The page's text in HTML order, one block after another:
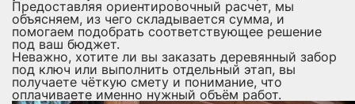
Предоставляя ориентировочный расчет, мы
объясняем, из чего складывается сумма, и
помогаем подобрать соответствующее решение
под ваш бюджет.
Неважно, хотите ли вы заказать деревянный забор
под ключ или выполнить отдельный этап, вы
получаете чёткую смету и понимание, что
оплачиваете именно нужный объём работ.